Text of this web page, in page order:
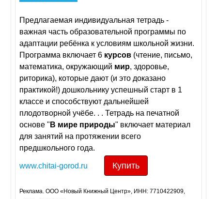
Предлагаемая индивидуальная тетрадь -
важная часть образовательной программы по
адаптации ребёнка к условиям школьной жизни.
Программа включает 6 курсов (чтение, письмо,
математика, окружающий мир, здоровье,
риторика), которые дают (и это доказано
практикой!) дошкольнику успешный старт в 1
классе и способствуют дальнейшей
плодотворной учёбе. . . Тетрадь на печатной
основе " В мире природы" включает материал
для занятий на протяжении всего
предшкольного года.
www.chitai-gorod.ru Купить
Реклама. ООО «Новый Книжный Центр», ИНН: 7710422909,